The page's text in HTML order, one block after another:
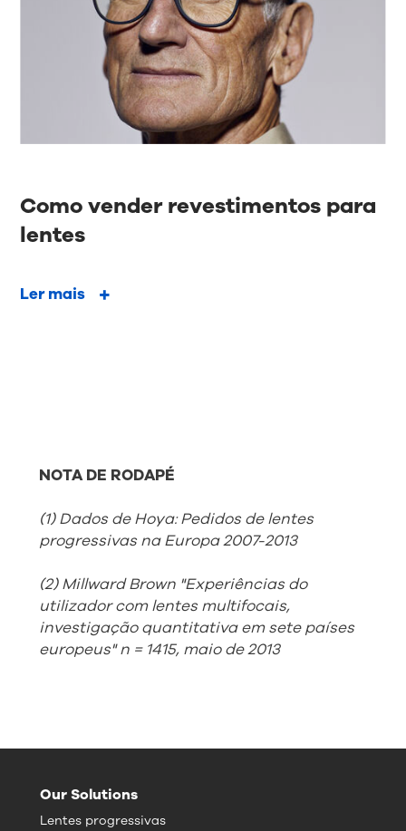
Como vender revestimentos para
lentes
Ler mais
NOTA DE RODAPÉ
(1) Dados de Hoya: Pedidos de lentes
progressivas na Europa 2007-2013
(2) Millward Brown "Experiências do
utilizador com lentes multifocais,
investigação quantitativa em sete países
europeus" n = 1415, maio de 2013
Our Solutions
Lentes progressivas